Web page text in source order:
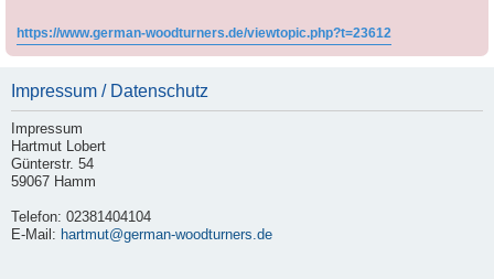
https://www.german-woodturners.de/viewtopic.php?t=23612
Impressum / Datenschutz
Impressum
Hartmut Lobert
Günterstr. 54
59067 Hamm
Telefon: 02381404104
E-Mail: hartmut@german-woodturners.de